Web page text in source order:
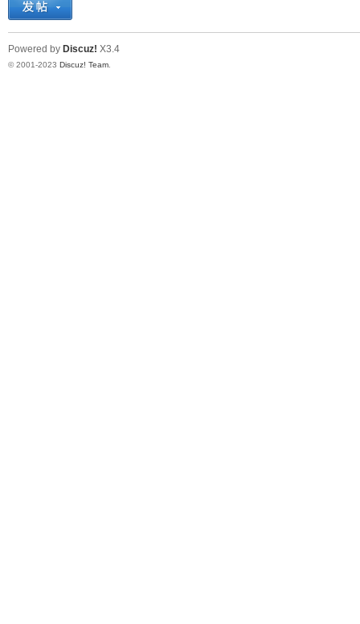
Powered by Discuz! X3.4
© 2001-2023 Discuz! Team.